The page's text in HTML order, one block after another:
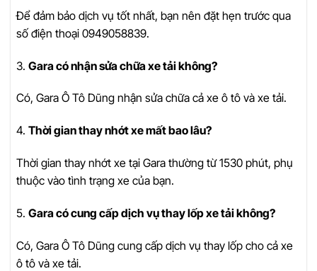
Để đảm bảo dịch vụ tốt nhất, bạn nên đặt hẹn trước qua
số điện thoại 0949058839.
3. Gara có nhận sửa chữa xe tải không?
Có, Gara Ô Tô Dũng nhận sửa chữa cả xe ô tô và xe tải.
4. Thời gian thay nhớt xe mất bao lâu?
Thời gian thay nhớt xe tại Gara thường từ 1530 phút, phụ
thuộc vào tình trạng xe của bạn.
5. Gara có cung cấp dịch vụ thay lốp xe tải không?
Có, Gara Ô Tô Dũng cung cấp dịch vụ thay lốp cho cả xe
ô tô và xe tải.